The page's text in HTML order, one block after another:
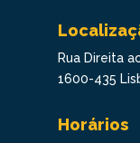
Rua Direita
1600-435
Horários